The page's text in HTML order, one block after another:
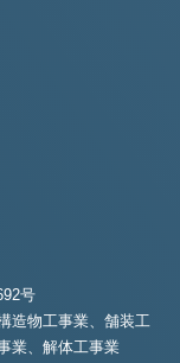
号
造物工事業、舗装工
業、解体工事業